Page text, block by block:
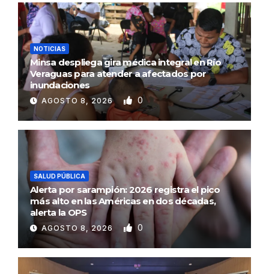
NOTICIAS
Minsa despliega gira médica integral en Río
Veraguas para atender a afectados por
inundaciones
AGOSTO 8, 2026 0
SALUD PÚBLICA
Alerta por sarampión: 2026 registra el pico
más alto en las Américas en dos décadas,
alerta la OPS
AGOSTO 8, 2026 0